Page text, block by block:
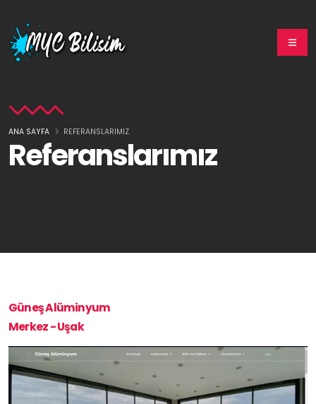
ANA SAYFA REFERANSLARIMIZ
Referanslarımız
Güneş Alüminyum
Merkez - Uşak